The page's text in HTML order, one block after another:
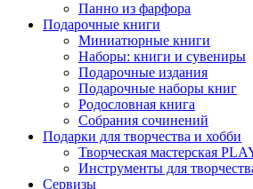
Панно из фарфора
Подарочные книги
Миниатюрные книги
Наборы: книги и сувениры
Подарочные издания
Подарочные наборы книг
Родословная книга
Собрания сочинений
Подарки для творчества и хобби
Творческая мастерская
Инструменты для
Cервизы